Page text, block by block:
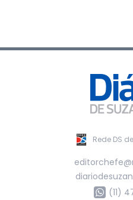
Rede DS
(11)